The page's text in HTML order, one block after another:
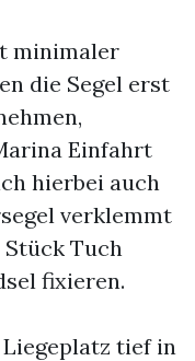
minimaler
die Segel erst
Einfahrt
hierbei auch
verklemmt
Tuch
fixieren.
tief in